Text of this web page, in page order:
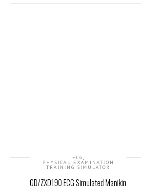
ECG,
PHYSICAL EXAMINATION
TRAINING SIMULATOR
GD/ZXD190 ECG Simulated Manikin